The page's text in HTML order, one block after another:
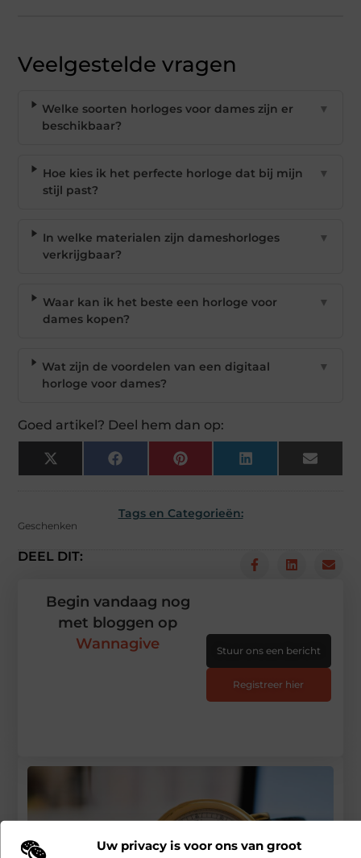
Uw privacy is voor ons van groot
Veelgestelde vragen
Welke soorten horloges voor dames zijn er
beschikbaar?
▼
Hoe kies ik het perfecte horloge dat bij mijn
stijl past?
▼
In welke materialen zijn dameshorloges
verkrijgbaar?
▼
Waar kan ik het beste een horloge voor
dames kopen?
▼
Wat zijn de voordelen van een digitaal
horloge voor dames?
▼
Goed artikel? Deel hem dan op:
X
(Twitter)
Facebook Pinterest LinkedIn Email
Tags en Categorieën:
Geschenken
DEEL DIT:
Begin vandaag nog
met bloggen op
Wannagive
Stuur ons een bericht
Registreer hier